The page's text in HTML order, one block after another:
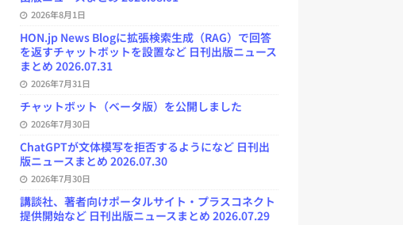
2026年8月1日
HON.jp News Blogに拡張検索生成（RAG）で回答
を返すチャットボットを設置など 日刊出版ニュース
まとめ 2026.07.31
2026年7月31日
チャットボット（ベータ版）を公開しました
2026年7月30日
ChatGPTが文体模写を拒否するようになど 日刊出
版ニュースまとめ 2026.07.30
2026年7月30日
講談社、著者向けポータルサイト・プラスコネクト
提供開始など 日刊出版ニュースまとめ 2026.07.29